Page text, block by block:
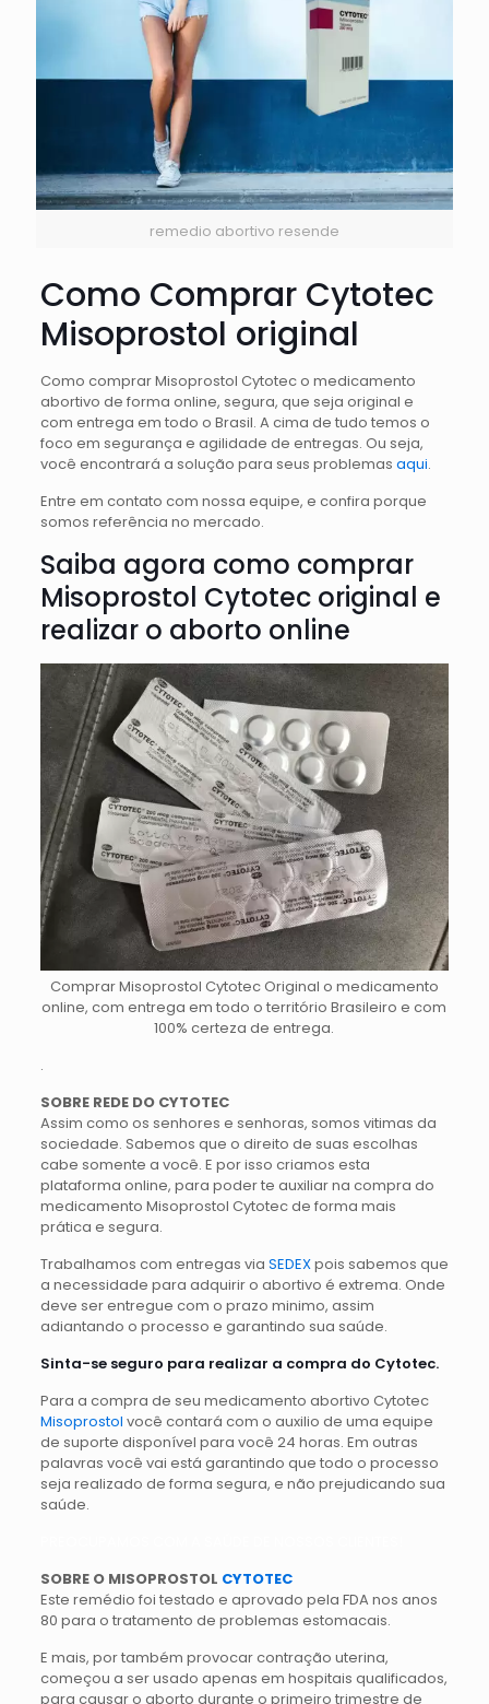
remedio abortivo resende
Como Comprar Cytotec
Misoprostol original
Como comprar Misoprostol Cytotec o medicamento
abortivo de forma online, segura, que seja original e
com entrega em todo o Brasil. A cima de tudo temos o
foco em segurança e agilidade de entregas. Ou seja,
você encontrará a solução para seus problemas aqui.
Entre em contato com nossa equipe, e confira porque
somos referência no mercado.
Saiba agora como comprar
Misoprostol Cytotec original e
realizar o aborto online
Comprar Misoprostol Cytotec Original o medicamento
online, com entrega em todo o território Brasileiro e com
100% certeza de entrega.
.
SOBRE REDE DO CYTOTEC
Assim como os senhores e senhoras, somos vitimas da
sociedade. Sabemos que o direito de suas escolhas
cabe somente a você. E por isso criamos esta
plataforma online, para poder te auxiliar na compra do
medicamento Misoprostol Cytotec de forma mais
prática e segura.
Trabalhamos com entregas via SEDEXpois sabemos que
a necessidade para adquirir o abortivo é extrema. Onde
deve ser entregue com o prazo minimo, assim
adiantando o processo e garantindo sua saúde.
Sinta-se seguro para realizar a compra do Cytotec.
Para a compra de seu medicamento abortivo Cytotec
Misoprostol você contará com o auxilio de uma equipe
de suporte disponível para você 24 horas. Em outras
palavras você vai está garantindo que todo o processo
seja realizado de forma segura, e não prejudicando sua
saúde.
SOBRE O MISOPROSTOL CYTOTEC
Este remédio foi testado e aprovado pela FDA nos anos
80 para o tratamento de problemas estomacais.
E mais, por também provocar contração uterina,
começou a ser usado apenas em hospitais qualificados,
para causar o aborto durante o primeiro trimestre de